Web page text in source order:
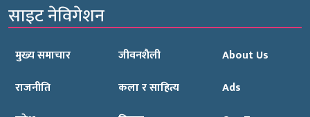
साइट नेविगेशन
मुख्य समाचार
राजनीति
जीवनशैली
कला र साहित्य
About Us
Ads